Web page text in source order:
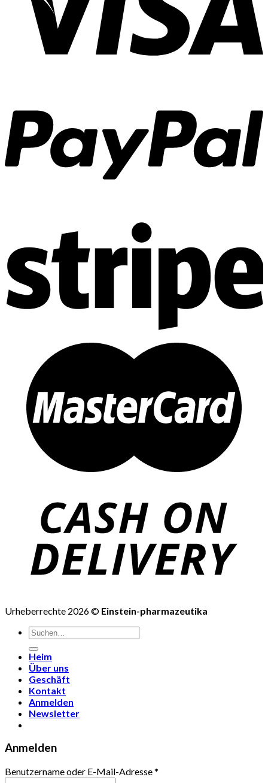
Urheberrechte 2026 © Einstein-pharmazeutika
Suchen
nach:
Heim
Über uns
Geschäft
Kontakt
Anmelden
Newsletter
Anmelden
Benutzername oder E-Mail-Adresse*